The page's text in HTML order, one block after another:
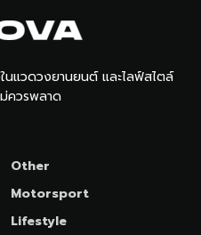
นแวดวงยานยนต์ และไลฟ์สไตล์
ควรพลาด
Other
Motorsport
Lifestyle